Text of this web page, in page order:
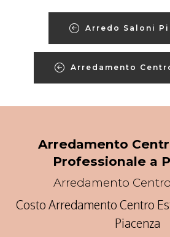
Arredo Saloni
Arredamento
Arredamento
Professionale a
Arredamento
Costo Arredamento Centro
Piacenza